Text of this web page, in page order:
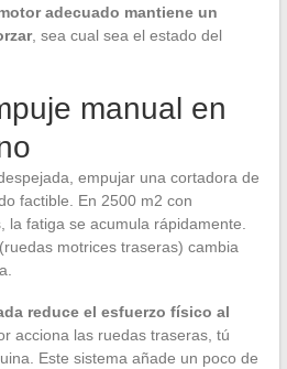
adecuado mantiene un
, sea cual sea el estado del
manual en
empujar una cortadora de
factible. En 2500 m2 con
la fatiga se acumula rápidamente.
motrices traseras) cambia
reduce el esfuerzo físico al
acciona las ruedas traseras, tú
Este sistema añade un poco de